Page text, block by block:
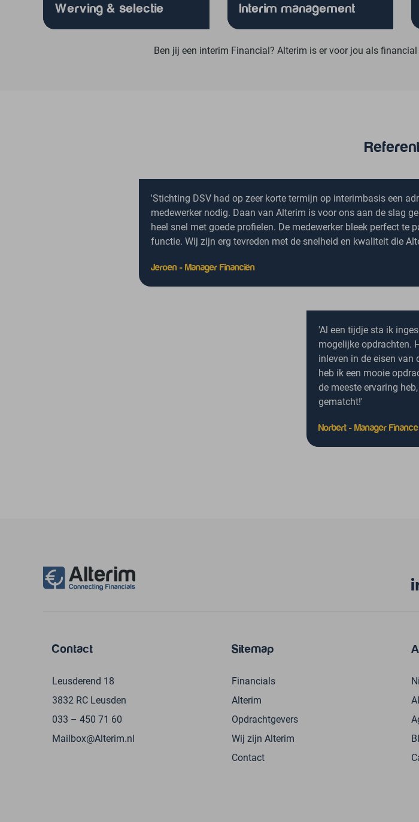
Werving & selectie
tussen organisatie en financieel
Interim management
Ben jij een interim Financial? Alterim is er voor jou als financial
'Stichting DSV had op zeer korte termijn op interimbasis een
medewerker nodig. Daan van Alterim is voor ons aan de slag
heel snel met goede profielen. De medewerker bleek perfect te
functie. Wij zijn erg tevreden met de snelheid en kwaliteit die
Jeroen - Manager Financiën
'Al een tijdje sta ik
mogelijke opdrachten.
inleven in de eisen van
heb ik een mooie
de meeste ervaring
gematcht!'
Norbert - Manager
Contact
Leusderend 18
3832 RC Leusden
033 – 450 71 60
Mailbox@Alterim.nl
Sitemap
Financials
Alterim
Opdrachtgevers
Wij zijn Alterim
Contact